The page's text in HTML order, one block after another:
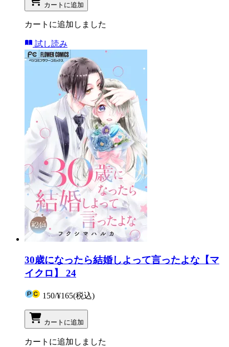
カートに追加
カートに追加しました
試し読み
30歳になったら結婚しよって言ったよな【マ
イクロ】 24
150/¥165(税込)
カートに追加
カートに追加しました